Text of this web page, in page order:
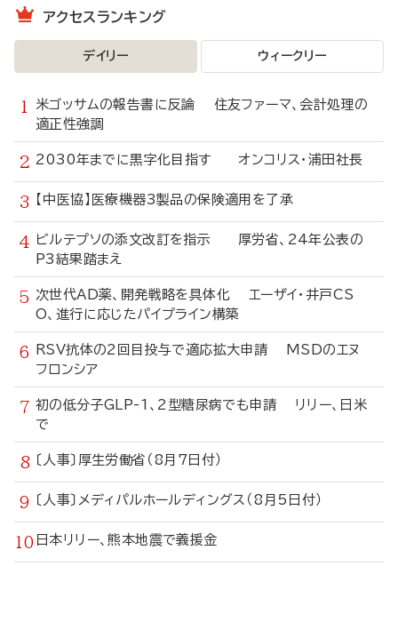
アクセスランキング
デイリー ウィークリー
米ゴッサムの報告書に反論 住友ファーマ、会計処理の
適正性強調
2030年までに黒字化目指す オンコリス・浦田社長
【中医協】医療機器3製品の保険適用を了承
ビルテプソの添文改訂を指示 厚労省、24年公表の
P3結果踏まえ
次世代AD薬、開発戦略を具体化 エーザイ・井戸CS
O、進行に応じたパイプライン構築
RSV抗体の2回目投与で適応拡大申請 MSDのエヌ
フロンシア
初の低分子GLP-1、2型糖尿病でも申請 リリー、日米
で
〔人事〕厚生労働省（8月7日付）
〔人事〕メディパルホールディングス（8月5日付）
日本リリー、熊本地震で義援金